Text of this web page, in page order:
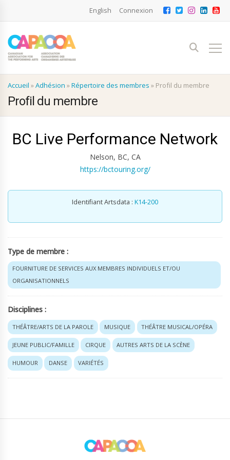
English Connexion
Accueil »Adhésion »Répertoire des membres » Profil du membre
Profil du membre
BC Live Performance Network
Nelson, BC, CA
https://bctouring.org/
Identifiant Artsdata : K14-200
Type de membre :
FOURNITURE DE SERVICES AUX MEMBRES INDIVIDUELS ET/OU
ORGANISATIONNELS
Disciplines :
THÉÂTRE/ARTS DE LA PAROLE MUSIQUE THÉÂTRE MUSICAL/OPÉRA
JEUNE PUBLIC/FAMILLE CIRQUE AUTRES ARTS DE LA SCÈNE
HUMOUR DANSE VARIÉTÉS